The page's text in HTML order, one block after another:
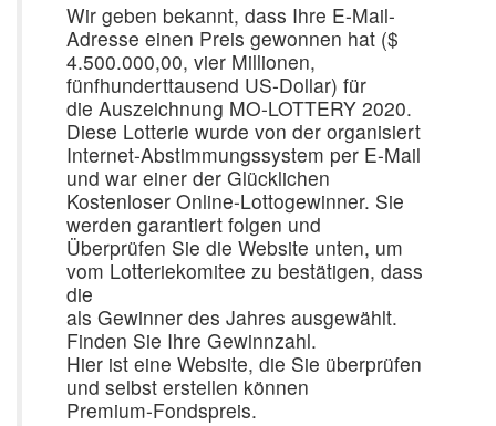
Wir geben bekannt, dass Ihre E-Mail-
Adresse einen Preis gewonnen hat ($
4.500.000,00, vier Millionen,
fünfhunderttausend US-Dollar) für
die Auszeichnung MO-LOTTERY 2020.
Diese Lotterie wurde von der organisiert
Internet-Abstimmungssystem per E-Mail
und war einer der Glücklichen
Kostenloser Online-Lottogewinner. Sie
werden garantiert folgen und
Überprüfen Sie die Website unten, um
vom Lotteriekomitee zu bestätigen, dass
die
als Gewinner des Jahres ausgewählt.
Finden Sie Ihre Gewinnzahl.
Hier ist eine Website, die Sie überprüfen
und selbst erstellen können
Premium-Fondspreis.